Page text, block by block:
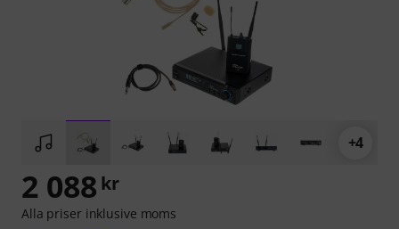
+4
2 088 kr
Alla priser inklusive moms